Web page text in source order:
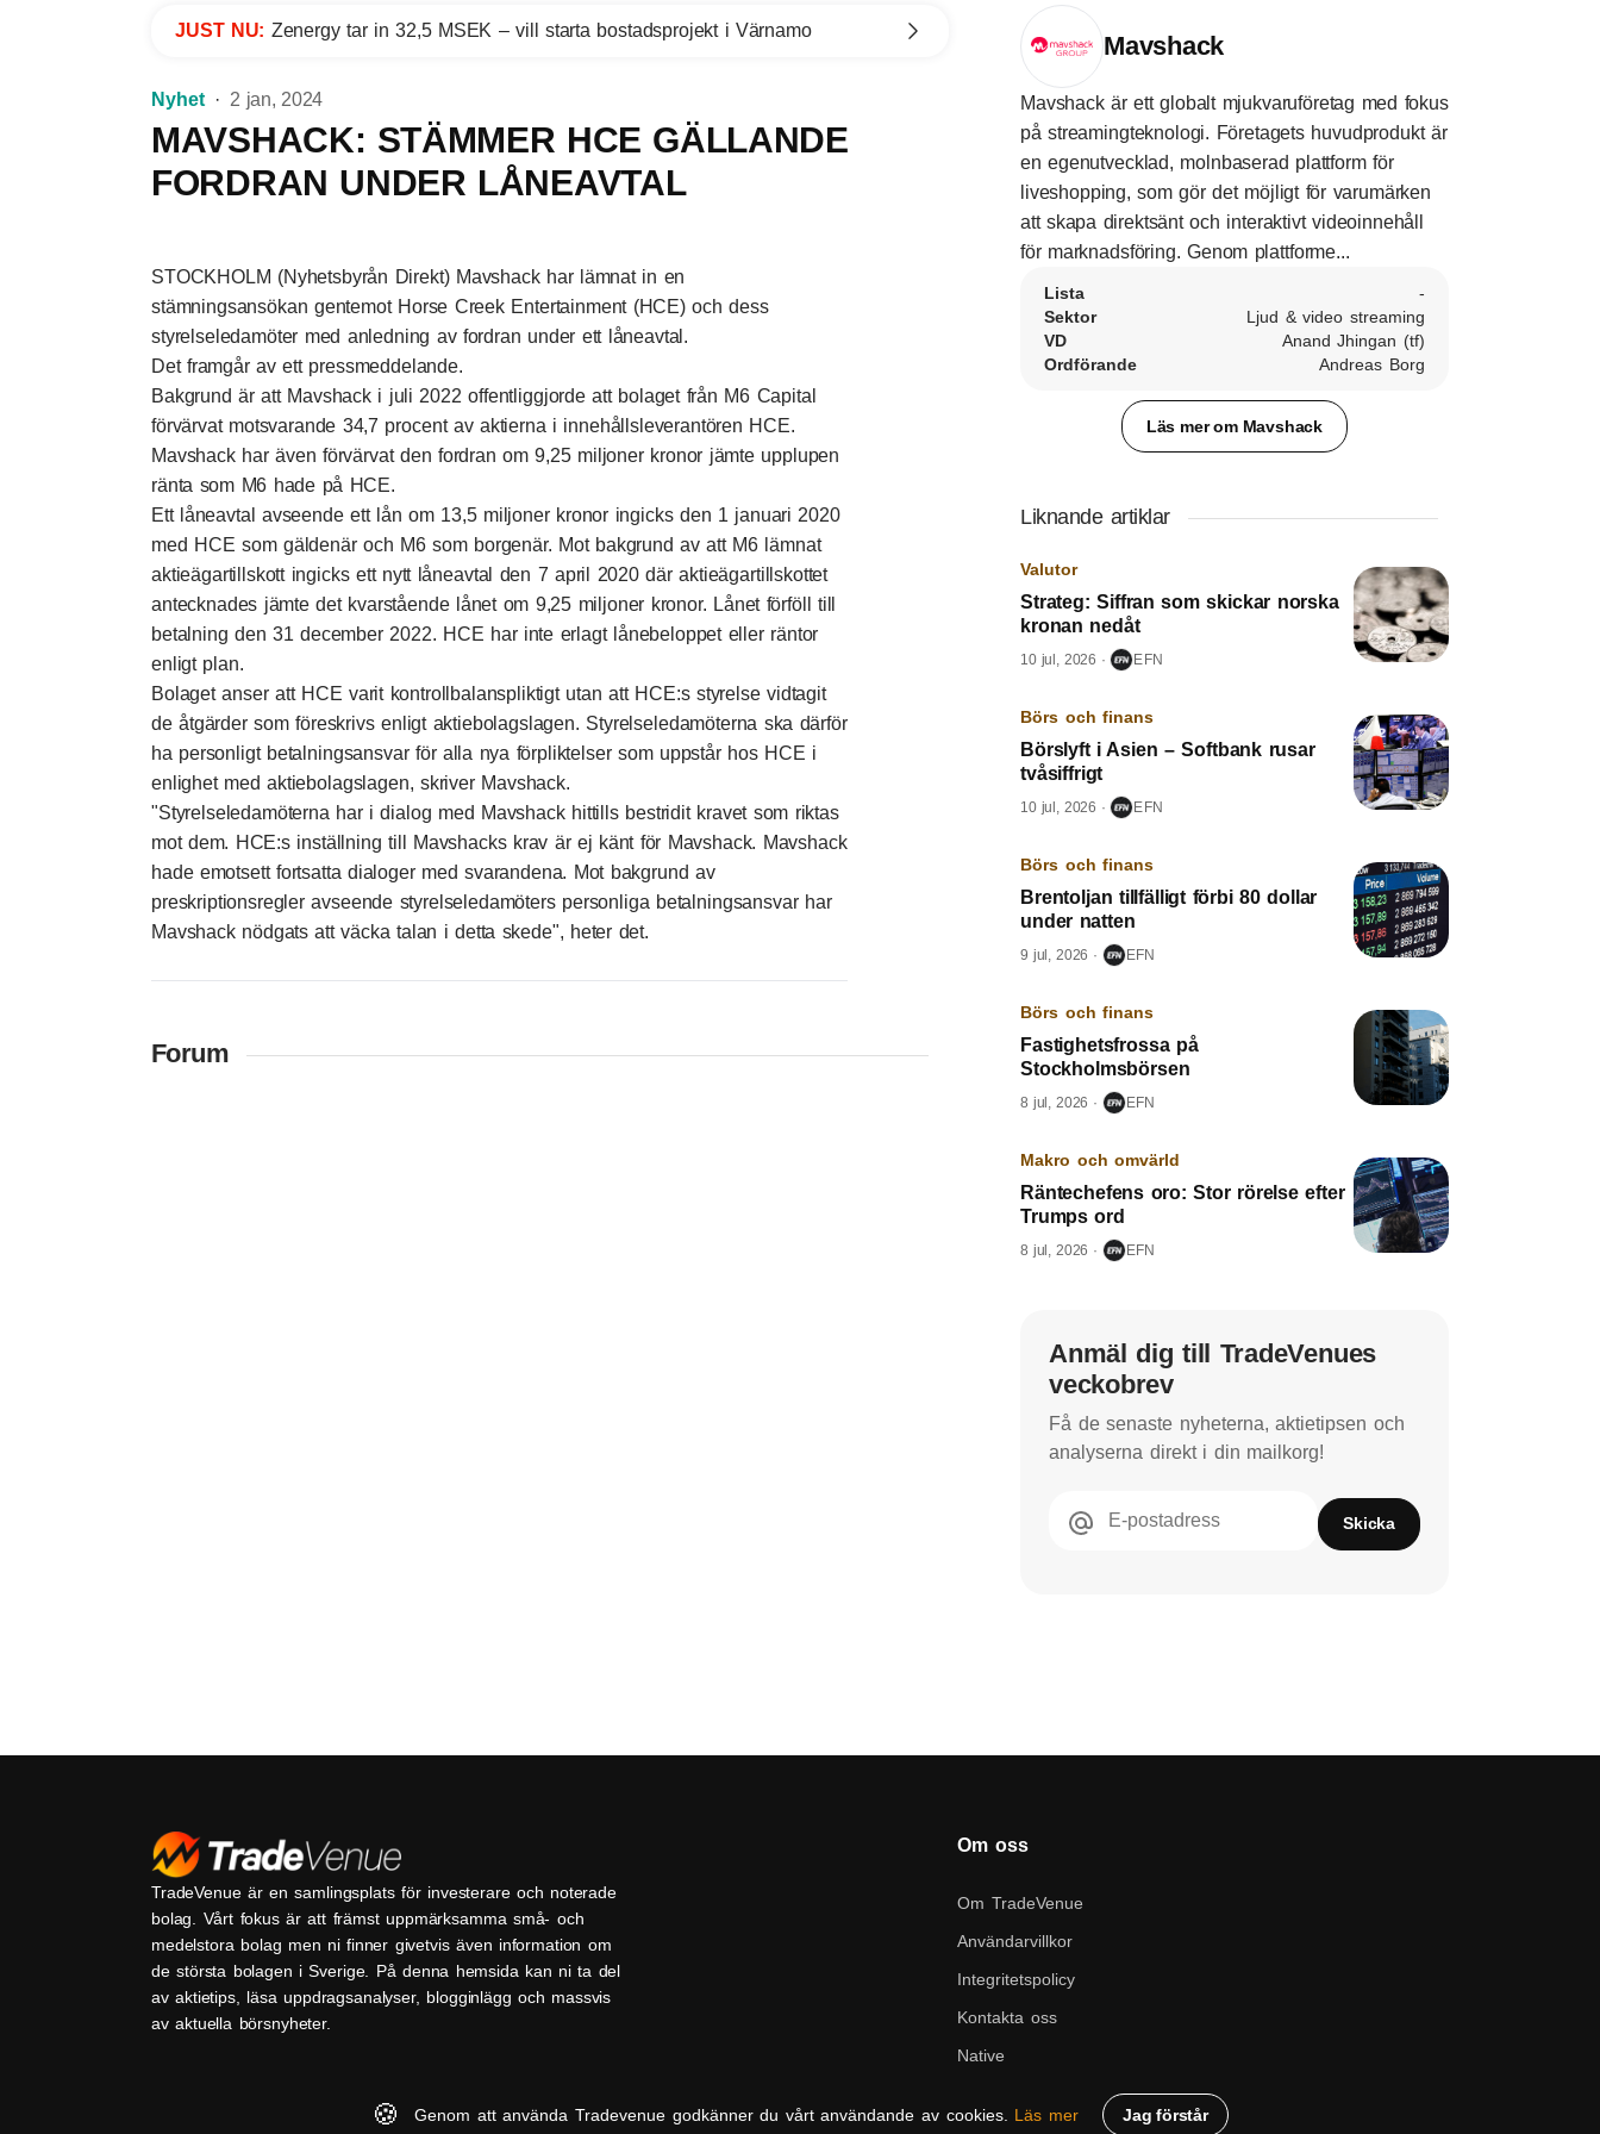
JUST NU: Zenergy tar in 32,5 MSEK – vill starta bostadsprojekt i Värnamo
Nyhet 2 jan, 2024
MAVSHACK: STÄMMER HCE GÄLLANDE
FORDRAN UNDER LÅNEAVTAL
STOCKHOLM (Nyhetsbyrån Direkt) Mavshack har lämnat in en
stämningsansökan gentemot Horse Creek Entertainment (HCE) och dess
styrelseledamöter med anledning av fordran under ett låneavtal.
Det framgår av ett pressmeddelande.
Bakgrund är att Mavshack i juli 2022 offentliggjorde att bolaget från M6 Capital
förvärvat motsvarande 34,7 procent av aktierna i innehållsleverantören HCE.
Mavshack har även förvärvat den fordran om 9,25 miljoner kronor jämte upplupen
ränta som M6 hade på HCE.
Ett låneavtal avseende ett lån om 13,5 miljoner kronor ingicks den 1 januari 2020
med HCE som gäldenär och M6 som borgenär. Mot bakgrund av att M6 lämnat
aktieägartillskott ingicks ett nytt låneavtal den 7 april 2020 där aktieägartillskottet
antecknades jämte det kvarstående lånet om 9,25 miljoner kronor. Lånet förföll till
betalning den 31 december 2022. HCE har inte erlagt lånebeloppet eller räntor
enligt plan.
Bolaget anser att HCE varit kontrollbalanspliktigt utan att HCE:s styrelse vidtagit
de åtgärder som föreskrivs enligt aktiebolagslagen. Styrelseledamöterna ska därför
ha personligt betalningsansvar för alla nya förpliktelser som uppstår hos HCE i
enlighet med aktiebolagslagen, skriver Mavshack.
"Styrelseledamöterna har i dialog med Mavshack hittills bestridit kravet som riktas
mot dem. HCE:s inställning till Mavshacks krav är ej känt för Mavshack. Mavshack
hade emotsett fortsatta dialoger med svarandena. Mot bakgrund av
preskriptionsregler avseende styrelseledamöters personliga betalningsansvar har
Mavshack nödgats att väcka talan i detta skede", heter det.
Forum
Mavshack
Mavshack är ett globalt mjukvaruföretag med fokus
på streamingteknologi. Företagets huvudprodukt är
en egenutvecklad, molnbaserad plattform för
liveshopping, som gör det möjligt för varumärken
att skapa direktsänt och interaktivt videoinnehåll
för marknadsföring. Genom plattforme...
Lista
-
Sektor
Ljud & video streaming
VD
Anand Jhingan (tf)
Ordförande
Andreas Borg
Läs mer om Mavshack
Liknande artiklar
Valutor
Strateg: Siffran som skickar norska
kronan nedåt
10 jul, 2026 EFN
Börs och finans
Börslyft i Asien – Softbank rusar
tvåsiffrigt
10 jul, 2026 EFN
Börs och finans
Brentoljan tillfälligt förbi 80 dollar
under natten
9 jul, 2026 EFN
Börs och finans
Fastighetsfrossa på
Stockholmsbörsen
8 jul, 2026 EFN
Makro och omvärld
Räntechefens oro: Stor rörelse efter
Trumps ord
8 jul, 2026 EFN
Anmäl dig till TradeVenues
veckobrev
Få de senaste nyheterna, aktietipsen och
analyserna direkt i din mailkorg!
E-postadress Skicka
TradeVenue är en samlingsplats för investerare och noterade
bolag. Vårt fokus är att främst uppmärksamma små- och
medelstora bolag men ni finner givetvis även information om
de största bolagen i Sverige. På denna hemsida kan ni ta del
av aktietips, läsa uppdragsanalyser, blogginlägg och massvis
av aktuella börsnyheter.
Om oss
Om TradeVenue
Användarvillkor
Integritetspolicy
Kontakta oss
Native
🍪 Genom att använda Tradevenue godkänner du vårt användande av cookies. Läs mer Jag förstår